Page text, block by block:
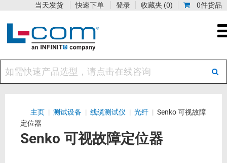
0件货品
收藏夹 (0)
当天发货 快速下单 登录
主页 | 测试设备 | 线缆测试仪 | 光纤 | Senko 可视故障
定位器
Senko 可视故障定位器